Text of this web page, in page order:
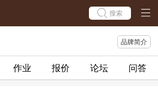
搜索
品牌简介
作业 报价 论坛 问答